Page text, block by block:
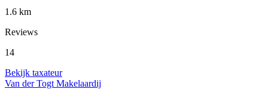
1.6 km
Reviews
14
Bekijk taxateur
Van der Togt Makelaardij